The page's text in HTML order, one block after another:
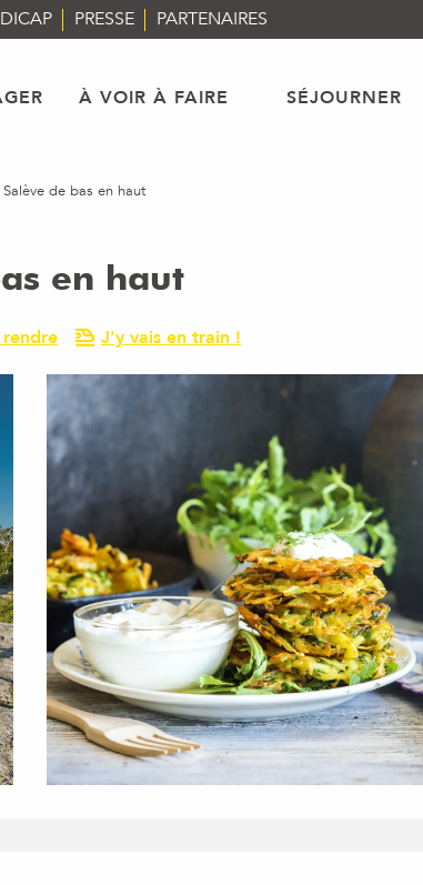
PRESSE PARTENAIRES
À VOIR À FAIRE SÉJOURNER
de bas en haut
en haut
J'y vais en train !